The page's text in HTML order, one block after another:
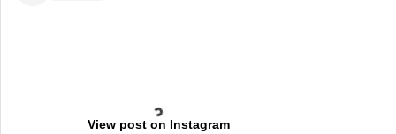
View post on Instagram